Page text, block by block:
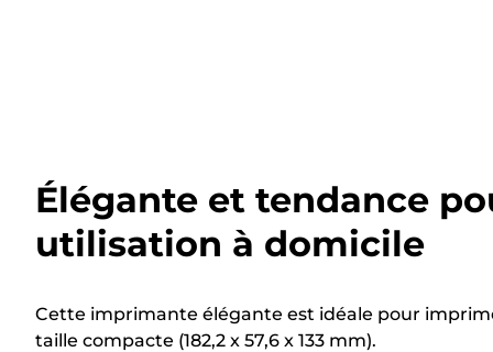
Élégante et tendance
utilisation à domicile
Cette imprimante élégante est idéale pour
taille compacte (182,2 x 57,6 x 133 mm).